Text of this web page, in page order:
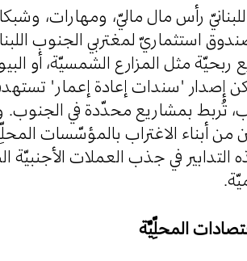
رأس مال ماليّ، ومهارات،
استثماريّ لمغتربي الجنوب
مثل المزارع الشمسيّة، أو البيوت
إصدار "سندات إعادة إعمار"
تُربط بمشاريع محدّدة في الجنوب.
من أبناء الاغتراب بالمؤسّسات
التدابير في جذب العملات